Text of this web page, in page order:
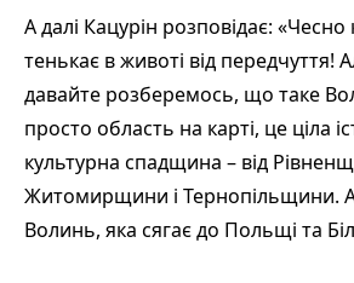
А далі Кацурін розповідає:
тенькає в животі від передчуття!
давайте розберемось, що таке
просто область на карті, це ціла
культурна спадщина – від
Житомирщини і Тернопільщини.
Волинь, яка сягає до Польщі та